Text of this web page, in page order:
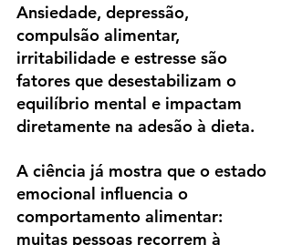
Ansiedade, depressão,
compulsão alimentar,
irritabilidade e estresse são
fatores que desestabilizam o
equilíbrio mental e impactam
diretamente na adesão à dieta.
A ciência já mostra que o estado
emocional influencia o
comportamento alimentar:
muitas pessoas recorrem à